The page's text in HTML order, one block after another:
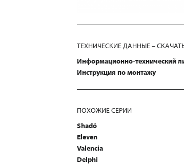
ТЕХНИЧЕСКИЕ ДАННЫЕ –
Информационно-технический
Инструкция по монтажу
ПОХОЖИЕ СЕРИИ
Shadó
Eleven
Valencia
Delphi